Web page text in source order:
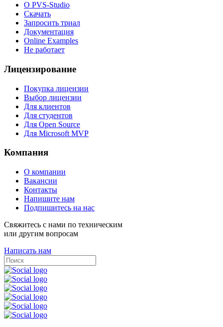
О PVS-Studio
Скачать
Запросить триал
Документация
Online Examples
Не работает
Лицензирование
Покупка лицензии
Выбор лицензии
Для клиентов
Для студентов
Для Open Source
Для Microsoft MVP
Компания
О компании
Вакансии
Контакты
Напишите нам
Подпишитесь на нас
Свяжитесь с нами по техническим
или другим вопросам
Написать нам